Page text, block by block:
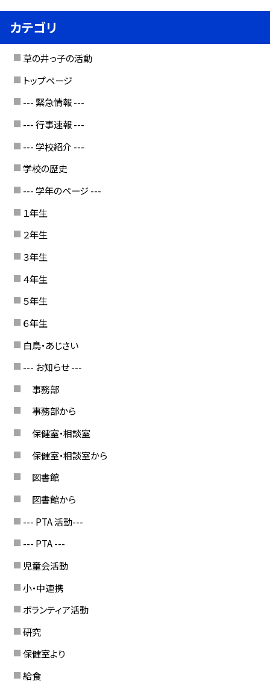
カテゴリ
草の井っ子の活動
トップページ
--- 緊急情報 ---
--- 行事速報 ---
--- 学校紹介 ---
学校の歴史
--- 学年のページ ---
１年生
２年生
３年生
４年生
５年生
６年生
白鳥・あじさい
--- お知らせ ---
事務部
事務部から
保健室・相談室
保健室・相談室から
図書館
図書館から
--- PTA 活動---
--- PTA ---
児童会活動
小・中連携
ボランティア活動
研究
保健室より
給食